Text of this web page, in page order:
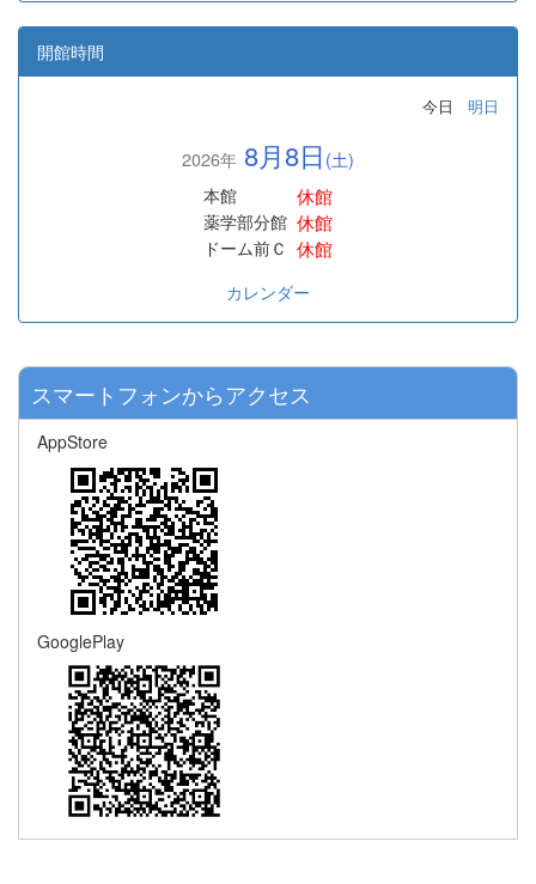
開館時間
今日 明日
2026年 8月8日 (土)
本館
休館
薬学部分館 休館
ドーム前Ｃ 休館
カレンダー
スマートフォンからアクセス
AppStore
GooglePlay